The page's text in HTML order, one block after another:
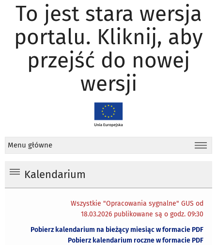
To jest stara wersja
portalu. Kliknij, aby
przejść do nowej
wersji
Menu główne
Kalendarium
Wszystkie "Opracowania sygnalne" GUS od
18.03.2026 publikowane są o godz. 09:30
Pobierz kalendarium na bieżący miesiąc w formacie PDF
Pobierz kalendarium roczne w formacie PDF